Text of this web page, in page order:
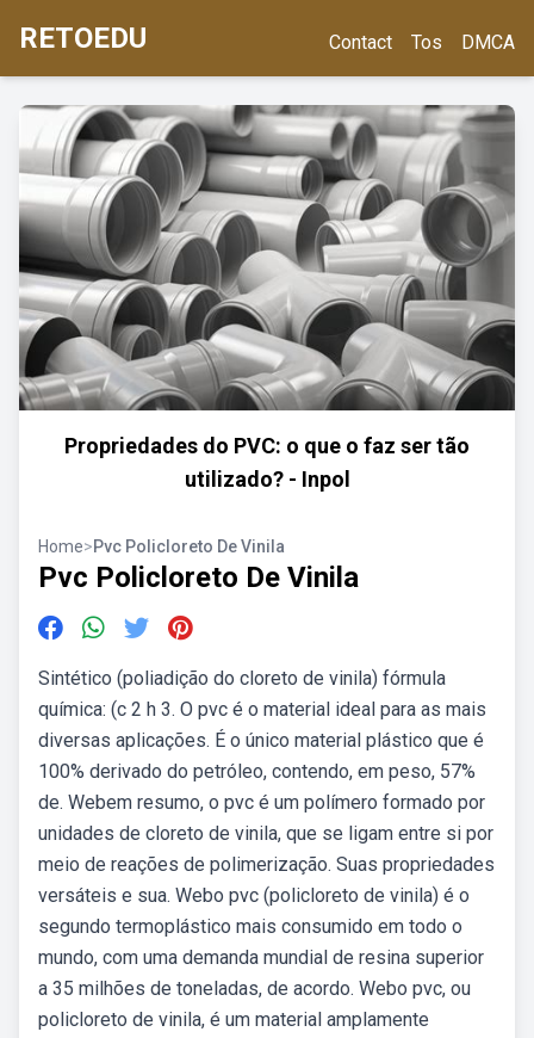
RETOEDU Contact Tos DMCA
Propriedades do PVC: o que o faz ser tão
utilizado? - Inpol
Home>Pvc Policloreto De Vinila
Pvc Policloreto De Vinila
Sintético (poliadição do cloreto de vinila) fórmula
química: (c 2 h 3. O pvc é o material ideal para as mais
diversas aplicações. É o único material plástico que é
100% derivado do petróleo, contendo, em peso, 57%
de. Webem resumo, o pvc é um polímero formado por
unidades de cloreto de vinila, que se ligam entre si por
meio de reações de polimerização. Suas propriedades
versáteis e sua. Webo pvc (policloreto de vinila) é o
segundo termoplástico mais consumido em todo o
mundo, com uma demanda mundial de resina superior
a 35 milhões de toneladas, de acordo. Webo pvc, ou
policloreto de vinila, é um material amplamente